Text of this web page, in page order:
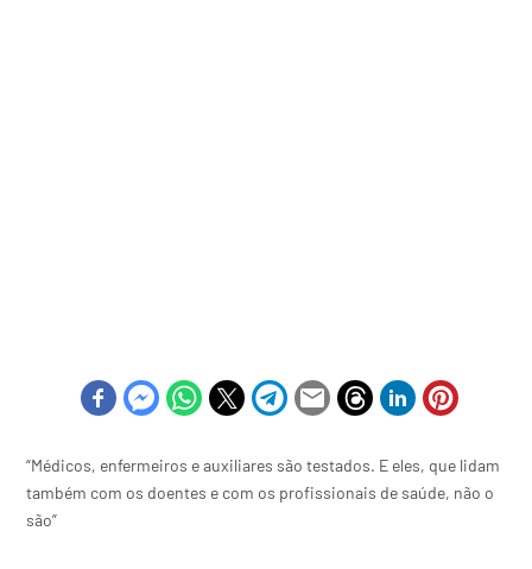
“Médicos, enfermeiros e auxiliares são testados. E eles, que lidam
também com os doentes e com os profissionais de saúde, não o
são”